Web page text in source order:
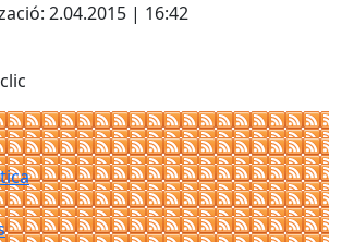
2.04.2015 | 16:42